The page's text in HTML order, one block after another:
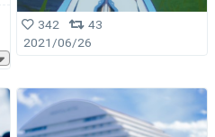
342
43
2021/06/26